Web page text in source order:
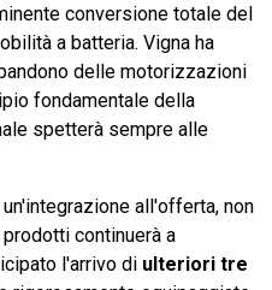
conversione totale del
a batteria. Vigna ha
delle motorizzazioni
fondamentale della
spetterà sempre alle
all'offerta, non
continuerà a
l'arrivo di ulteriori tre